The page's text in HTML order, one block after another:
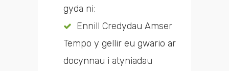
gyda ni;
Ennill Credydau Amser
Tempo y gellir eu gwario ar
docynnau i atyniadau